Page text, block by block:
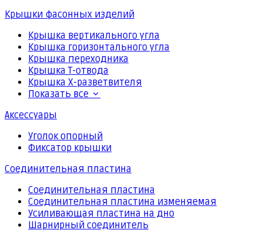
Крышки фасонных изделий
Крышка вертикального угла
Крышка горизонтального угла
Крышка переходника
Крышка Т-отвода
Крышка Х-разветвителя
Показать все
Аксессуары
Уголок опорный
Фиксатор крышки
Соединительная пластина
Соединительная пластина
Соединительная пластина изменяемая
Усиливающая пластина на дно
Шарнирный соединитель